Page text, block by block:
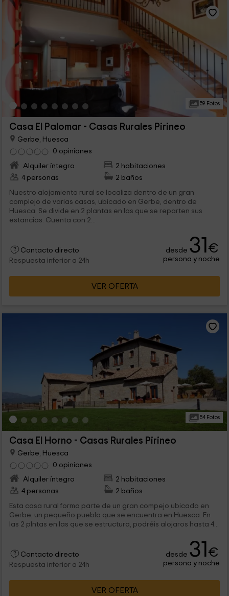
59 Fotos
Casa El Palomar - Casas Rurales Pirineo
Gerbe, Huesca
0 opiniones
Alquiler íntegro
2 habitaciones
4 personas
2 baños
Nuestro alojamiento rural se localiza dentro de un gran
complejo de varias casas, ubicado en Gerbe, dentro de
Huesca. Se divide en 2 plantas en las que se reparten sus
estancias. Cuenta con 2...
Contacto directo
Respuesta inferior a 24h
desde 31€
persona y noche
VER OFERTA
54 Fotos
Casa El Horno - Casas Rurales Pirineo
Gerbe, Huesca
0 opiniones
Alquiler íntegro
2 habitaciones
4 personas
2 baños
Esta casa rural forma parte de un gran compejo ubicado en
Gerbe, un pequeño pueblo que se encuentra en Huesca. En
las 2 plntas en las que se estructura, podréis alojaros hasta 4...
Contacto directo
Respuesta inferior a 24h
desde 31€
persona y noche
VER OFERTA